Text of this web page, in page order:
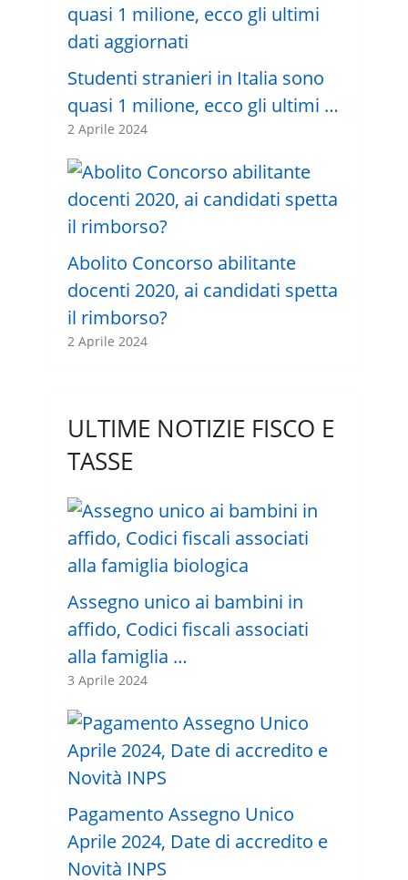
Studenti stranieri in Italia sono
quasi 1 milione, ecco gli ultimi …
2 Aprile 2024
Abolito Concorso abilitante
docenti 2020, ai candidati spetta
il rimborso?
2 Aprile 2024
ULTIME NOTIZIE FISCO E
TASSE
Assegno unico ai bambini in
affido, Codici fiscali associati
alla famiglia …
3 Aprile 2024
Pagamento Assegno Unico
Aprile 2024, Date di accredito e
Novità INPS